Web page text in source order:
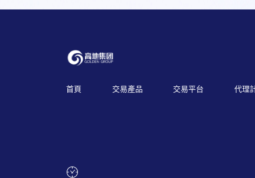
首頁 交易產品 交易平台 代理